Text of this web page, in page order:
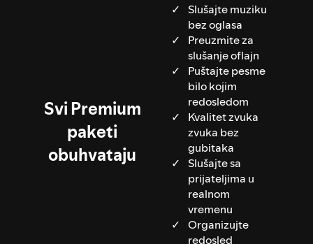
Svi Premium
paketi
obuhvataju
Slušajte muziku
bez oglasa
Preuzmite za
slušanje oflajn
Puštajte pesme
bilo kojim
redosledom
Kvalitet zvuka
zvuka bez
gubitaka
Slušajte sa
prijateljima u
realnom
vremenu
Organizujte
redosled